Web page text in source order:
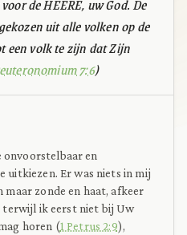
uit alle volken op de
een volk te zijn dat Zijn
7:6)
onvoorstelbaar en
Er was niets in mij
zonde en haat, afkeer
terwijl ik eerst niet bij Uw
horen (1 Petrus 2:9),